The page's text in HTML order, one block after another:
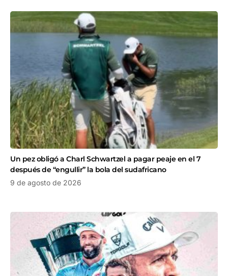
Un pez obligó a Charl Schwartzel a pagar peaje en el 7
después de “engullir” la bola del sudafricano
9 de agosto de 2026